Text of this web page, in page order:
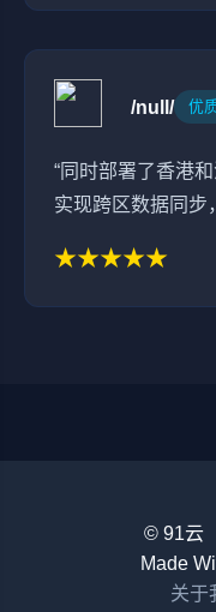
/null/ 优
“同时部署了香港
实现跨区数据同步
★★★★★
© 91云
Made
关于